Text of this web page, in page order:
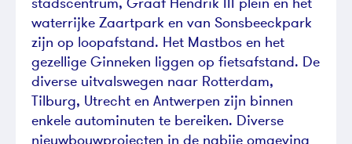
waterrijke Zaartpark en van Sonsbeeckpark
zijn op loopafstand. Het Mastbos en het
gezellige Ginneken liggen op fietsafstand. De
diverse uitvalswegen naar Rotterdam,
Tilburg, Utrecht en Antwerpen zijn binnen
enkele autominuten te bereiken. Diverse
nieuwbouwprojecten in de nabije omgeving